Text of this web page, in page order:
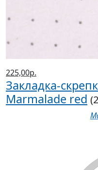
225,00р.
Закладка-
Marmalade red